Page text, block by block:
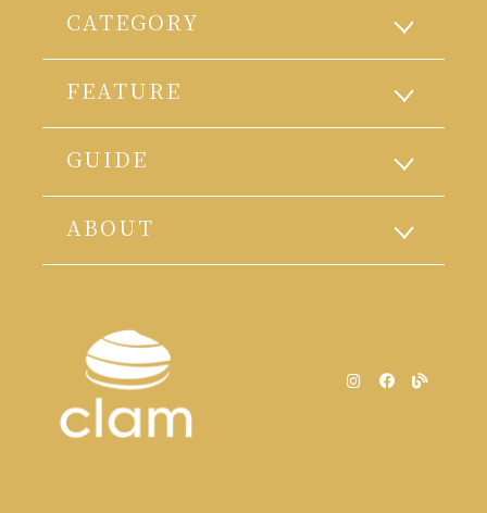
CATEGORY
FEATURE
GUIDE
ABOUT